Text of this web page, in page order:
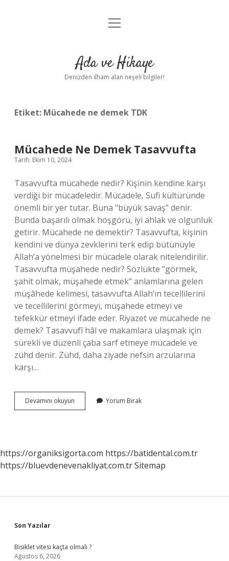
Anasayfa
Yasal Uyarı
menüyü
Ada ve Hikaye
Denizden ilham alan neşeli bilgiler!
Etiket: Mücahede ne demek TDK
Mücahede Ne Demek Tasavvufta
Tarih: Ekim 10, 2024
Tasavvufta mücahede nedir? Kişinin kendine karşı
verdiği bir mücadeledir. Mücadele, Sufi kültüründe
önemli bir yer tutar. Buna “büyük savaş” denir.
Bunda başarılı olmak hoşgörü, iyi ahlak ve olgunluk
getirir. Mücahede ne demektir? Tasavvufta, kişinin
kendini ve dünya zevklerini terk edip bütünüyle
Allah’a yönelmesi bir mücadele olarak nitelendirilir.
Tasavvufta müşahede nedir? Sözlükte “görmek,
şahit olmak, müşahede etmek” anlamlarına gelen
müşâhede kelimesi, tasavvufta Allah’ın tecellilerini
ve tecellilerini görmeyi, müşahede etmeyi ve
tefekkür etmeyi ifade eder. Riyazet ve mücahede ne
demek? Tasavvufî hâl ve makamlara ulaşmak için
sürekli ve düzenli çaba sarf etmeye mücadele ve
zühd denir. Zühd, daha ziyade nefsin arzularına
karşı…
Devamını okuyun Mücahede
Ne
Yorum Bırak
https://organiksigorta.com https://batidental.com.tr
https://bluevdenevenakliyat.com.trSitemap
Sidebar
Son Yazılar
Bisiklet vitesi kaçta olmalı ?
Ağustos 6, 2026